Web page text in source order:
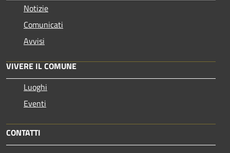
Notizie
Comunicati
Avvisi
VIVERE IL COMUNE
Luoghi
Eventi
CONTATTI